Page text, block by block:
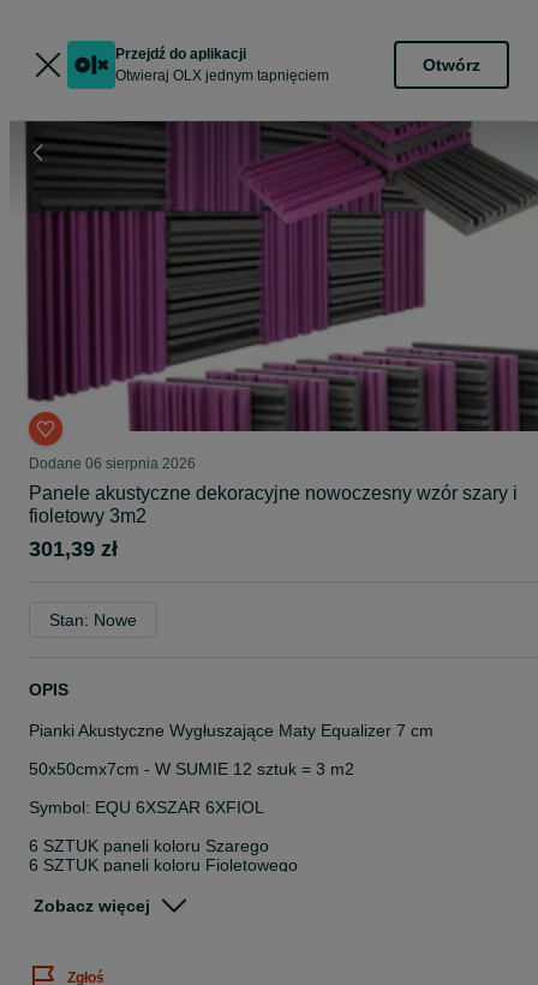
Przejdź do aplikacji
Otwieraj OLX jednym tapnięciem
Otwórz
Dodane 06 sierpnia 2026
Panele akustyczne dekoracyjne nowoczesny wzór szary i
fioletowy 3m2
301,39 zł
Stan: Nowe
OPIS
Pianki Akustyczne Wygłuszające Maty Equalizer 7 cm
50x50cmx7cm - W SUMIE 12 sztuk = 3 m2
Symbol: EQU 6XSZAR 6XFIOL
6 SZTUK paneli koloru Szarego
6 SZTUK paneli koloru Fioletowego
Całkowita grubość: 70 mm
Panel akustyczny wykonany z pianki poliuretanowej o kształcie
Zobacz więcej
Zgłoś